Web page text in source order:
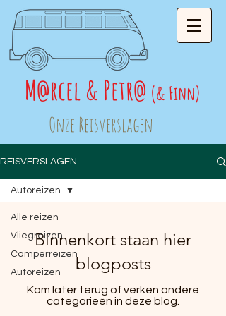
M@rcel & Petr@ (& Finn)
Onze Reisverslagen
REISVERSLAGEN
Alle reizen
Vliegreizen
Camperreizen
Autoreizen
Autoreizen
Binnenkort staan hier
blogposts
Kom later terug of verken andere
categorieën in deze blog.